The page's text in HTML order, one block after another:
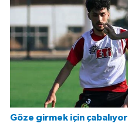
Göze girmek için çabalıyor